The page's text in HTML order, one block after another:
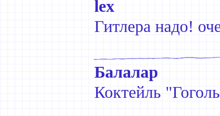
lex
Гитлера надо!
Балалар
Коктейль